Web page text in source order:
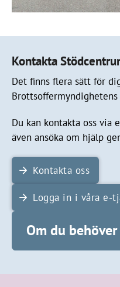
Kontakta
Det finns flera sätt för
Du kan kontakta oss via
även ansöka om hjälp
Kontakta oss
Logga in i våra e-
Om du